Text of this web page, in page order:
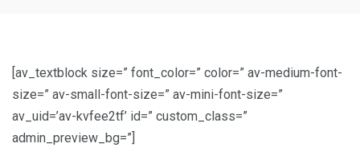
[av_textblock size=” font_color=” color=” av-medium-font-
size=” av-small-font-size=” av-mini-font-size=”
av_uid=’av-kvfee2tf’ id=” custom_class=”
admin_preview_bg=”]